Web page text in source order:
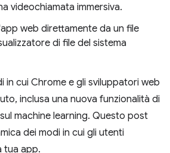
videochiamata immersiva.
web direttamente da un file
di file del sistema
in cui Chrome e gli sviluppatori web
inclusa una nuova funzionalità di
machine learning. Questo post
dei modi in cui gli utenti
tua app.